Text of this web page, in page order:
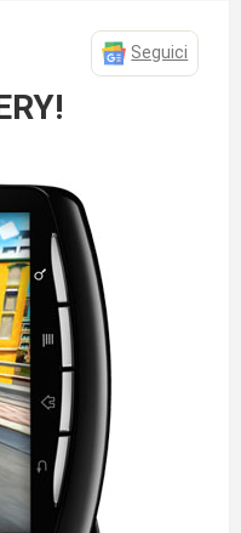
Seguici